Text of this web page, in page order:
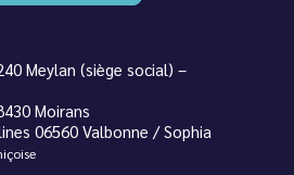
Meylan (siège social) –
Moirans
06560 Valbonne / Sophia